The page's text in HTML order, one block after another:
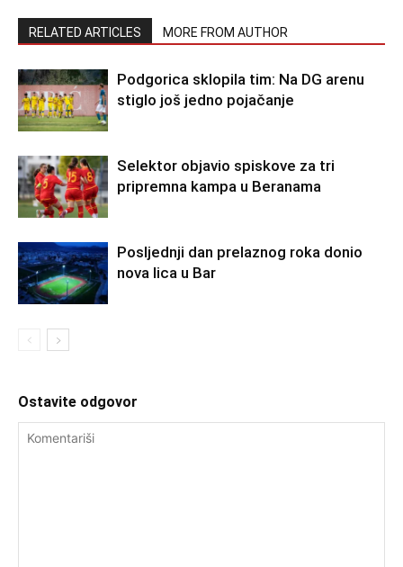
RELATED ARTICLES MORE FROM AUTHOR
Podgorica sklopila tim: Na DG arenu
stiglo još jedno pojačanje
Selektor objavio spiskove za tri
pripremna kampa u Beranama
Posljednji dan prelaznog roka donio
nova lica u Bar
Ostavite odgovor